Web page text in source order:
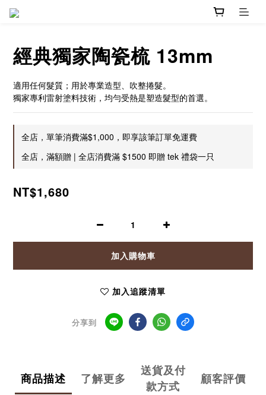
經典獨家陶瓷梳 13mm
適用任何髮質；用於專業造型、吹整捲髮。
獨家專利雷射塗料技術，均勻受熱是塑造髮型的首選。
全店，單筆消費滿$1,000，即享該筆訂單免運費
全店，滿額贈 | 全店消費滿 $1500 即贈 tek 禮袋一只
NT$1,680
加入購物車
加入追蹤清單
分享到
商品描述 了解更多
送貨及付
款方式
顧客評價